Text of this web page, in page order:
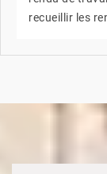
recueillir les